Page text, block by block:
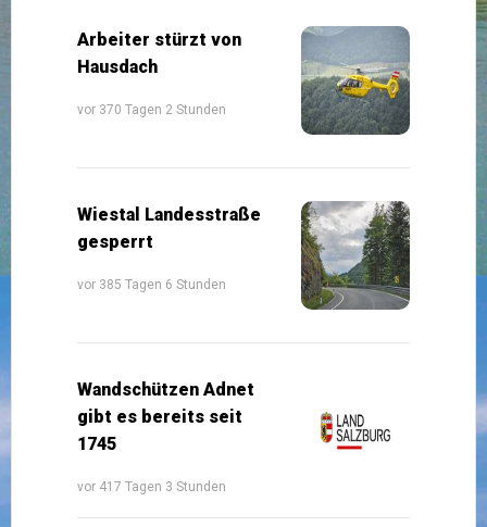
Arbeiter stürzt von
Hausdach
vor 370 Tagen 2 Stunden
Wiestal Landesstraße
gesperrt
vor 385 Tagen 6 Stunden
Wandschützen Adnet
gibt es bereits seit
1745
vor 417 Tagen 3 Stunden